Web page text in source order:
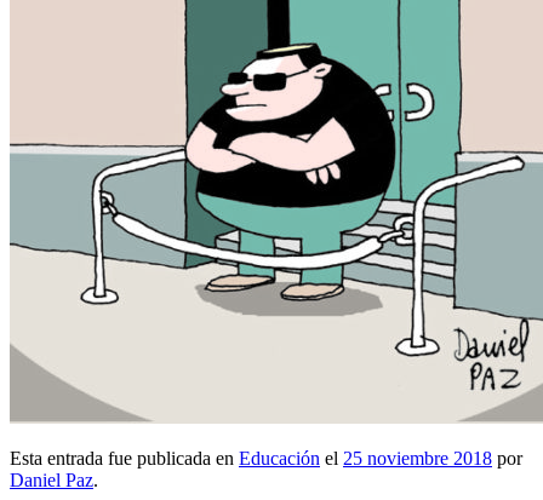
Esta entrada fue publicada en Educación el 25 noviembre 2018 por
Daniel Paz.